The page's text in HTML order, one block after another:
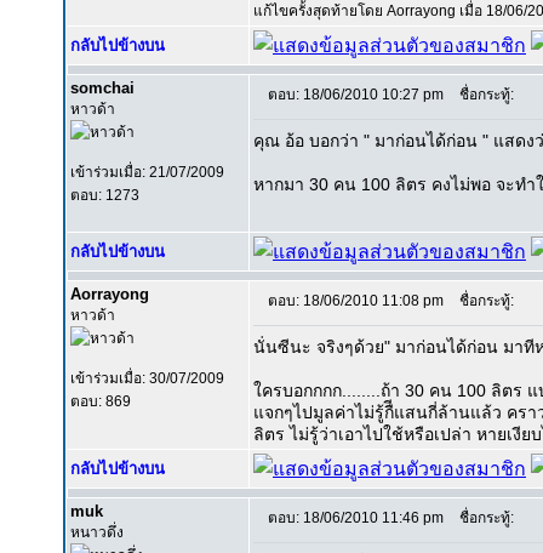
แก้ไขครั้งสุดท้ายโดย Aorrayong เมื่อ 18/06/
กลับไปข้างบน
somchai
หาวด้า
เข้าร่วมเมื่อ: 21/07/2009
ตอบ: 1273
ตอบ: 18/06/2010 10:27 pm ชื่อกระทู้:
คุณ อ้อ บอกว่า " มาก่อนได้ก่อน " แสดง
หากมา 30 คน 100 ลิตร คงไม่พอ จะท
กลับไปข้างบน
Aorrayong
หาวด้า
เข้าร่วมเมื่อ: 30/07/2009
ตอบ: 869
ตอบ: 18/06/2010 11:08 pm ชื่อกระทู้:
นั่นซีนะ จริงๆด้วย" มาก่อนได้ก่อน มาที
ใครบอกกกก........ถ้า 30 คน 100 ลิตร
แจกๆไปมูลค่าไม่รู้กืีแสนกี่ล้านแล้ว คร
ลิตร ไม่รู้ว่าเอาไปใช้หรือเปล่า หายเงี
กลับไปข้างบน
muk
หนาวดึ่ง
ตอบ: 18/06/2010 11:46 pm ชื่อกระทู้: